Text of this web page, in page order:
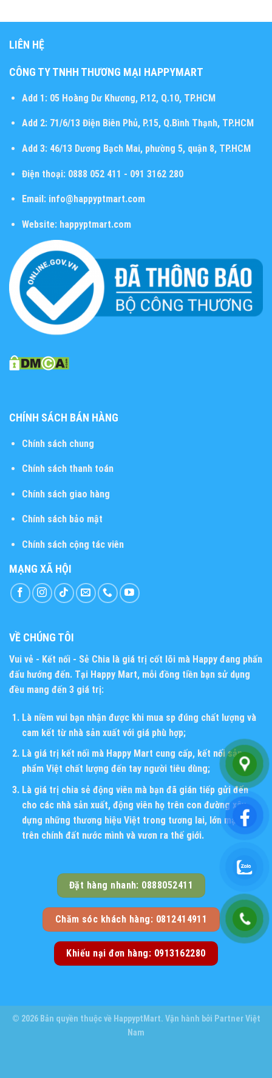
LIÊN HỆ
CÔNG TY TNHH THƯƠNG MẠI HAPPYMART
Add 1:05 Hoàng Dư Khương, P.12, Q.10, TP.HCM
Add 2:71/6/13 Điện Biên Phủ, P.15, Q.Bình Thạnh, TP.HCM
Add 3:46/13 Dương Bạch Mai, phường 5, quận 8, TP.HCM
Điện thoại:0888 052 411 - 091 3162 280
Email:info@happyptmart.com
Website: happyptmart.com
CHÍNH SÁCH BÁN HÀNG
Chính sách chung
Chính sách thanh toán
Chính sách giao hàng
Chính sách bảo mật
Chính sách cộng tác viên
MẠNG XÃ HỘI
VỀ CHÚNG TÔI
Vui vẻ - Kết nối - Sẻ Chia là giá trị cốt lõi mà Happy đang phấn
đấu hướng đến. Tại Happy Mart, mỗi đồng tiền bạn sử dụng
đều mang đến 3 giá trị:
Là niềm vui bạn nhận được khi mua sp đúng chất lượng và
cam kết từ nhà sản xuất với giá phù hợp;
Là giá trị kết nối mà Happy Mart cung cấp, kết nối sản
phẩm Việt chất lượng đến tay người tiêu dùng;
Là giá trị chia sẻ động viên mà bạn đã gián tiếp gửi đến
cho các nhà sản xuất, động viên họ trên con đường xây
dựng những thương hiệu Việt trong tương lai, lớn mạnh
trên chính đất nước mình và vươn ra thế giới.
Đặt hàng nhanh: 0888052411
Chăm sóc khách hàng: 0812414911
Khiếu nại đơn hàng: 0913162280
© 2026 Bản quyền thuộc về HappyptMart. Vận hành bởi Partner Việt
Nam